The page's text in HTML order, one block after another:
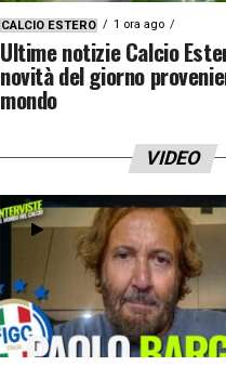
CALCIO ESTERO 1 ora ago
Ultime notizie Calcio
novità del giorno
mondo
VIDEO